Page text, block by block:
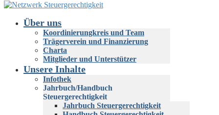
Über uns
Koordinierungkreis und Team
Trägerverein und Finanzierung
Charta
Mitglieder und Unterstützer
Unsere Inhalte
Infothek
Jahrbuch/Handbuch
Steuergerechtigkeit
Jahrbuch Steuergerechtigkeit